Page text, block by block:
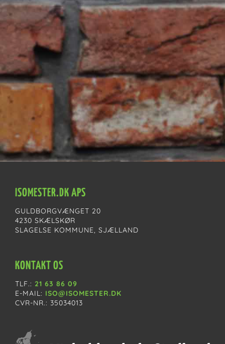
ISOMESTER.DK APS
GULDBORGVÆNGET 20
4230 SKÆLSKØR
SLAGELSE KOMMUNE, SJÆLLAND
KONTAKT OS
TLF.: 21 63 86 09
E-MAIL: ISO@ISOMESTER.DK
CVR-NR.: 35034013